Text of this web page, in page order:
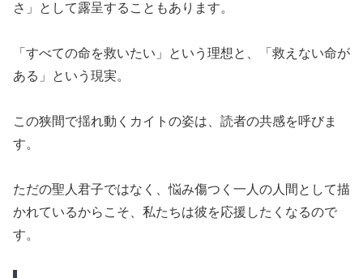
さ」として露呈することもあります。
「すべての命を救いたい」という理想と、「救えない命が
ある」という現実。
この狭間で揺れ動くカイトの姿は、読者の共感を呼びま
す。
ただの聖人君子ではなく、悩み傷つく一人の人間として描
かれているからこそ、私たちは彼を応援したくなるので
す。